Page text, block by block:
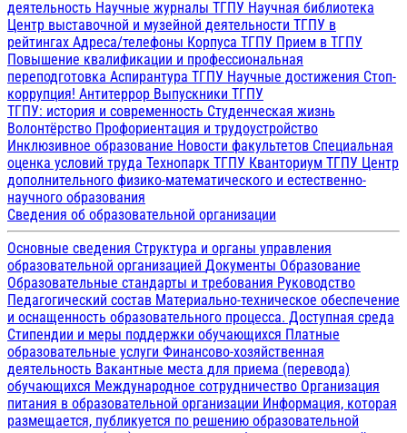
деятельность Научные журналы ТГПУ Научная библиотека
Центр выставочной и музейной деятельности ТГПУ в
рейтингах Адреса/телефоны Корпуса ТГПУ Прием в ТГПУ
Повышение квалификации и профессиональная
переподготовка Аспирантура ТГПУ Научные достижения Стоп-
коррупция! Антитеррор Выпускники ТГПУ
ТГПУ: история и современность Студенческая жизнь
Волонтёрство Профориентация и трудоустройство
Инклюзивное образование Новости факультетов Специальная
оценка условий труда Технопарк ТГПУ Кванториум ТГПУ Центр
дополнительного физико-математического и естественно-
научного образования
Сведения об образовательной организации
Основные сведения Структура и органы управления
образовательной организацией Документы Образование
Образовательные стандарты и требования Руководство
Педагогический состав Материально-техническое обеспечение
и оснащенность образовательного процесса. Доступная среда
Стипендии и меры поддержки обучающихся Платные
образовательные услуги Финансово-хозяйственная
деятельность Вакантные места для приема (перевода)
обучающихся Международное сотрудничество Организация
питания в образовательной организации Информация, которая
размещается, публикуется по решению образовательной